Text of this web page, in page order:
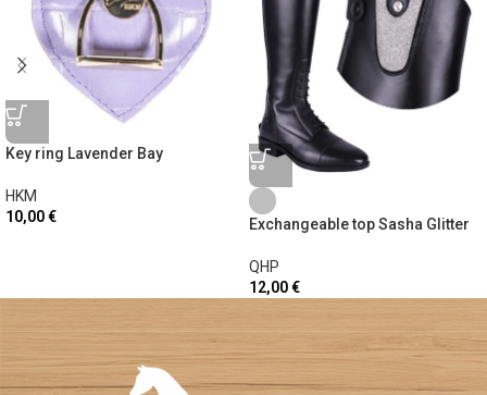
Key ring Lavender Bay
HKM
10,00€ Exchangeable top Sasha Glitter
QHP
12,00€